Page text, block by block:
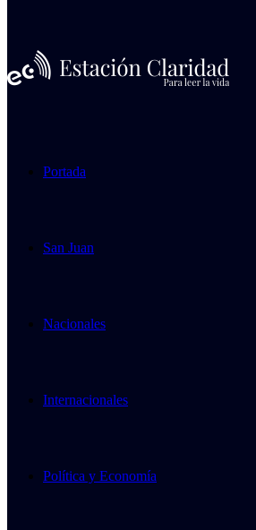
Portada
San Juan
Nacionales
Internacionales
Política y Economía